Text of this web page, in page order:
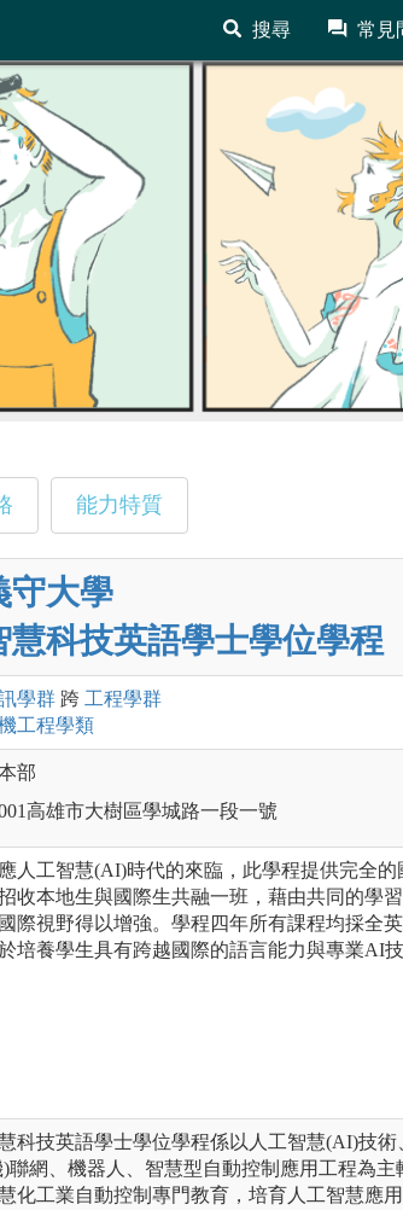
搜尋 常見
能力特質
守大學
慧科技英語學士學位學程
學群 跨 工程學群
工程學類
部
高雄市大樹區學城路一段一號
人工智慧(AI)時代的來臨，此學程提供完全的
收本地生與國際生共融一班，藉由共同的學
際視野得以增強。學程四年所有課程均採全
培養學生具有跨越國際的語言能力與專業AI技
科技英語學士學位學程係以人工智慧(AI)技術
)聯網、機器人、智慧型自動控制應用工程為
化工業自動控制專門教育，培育人工智慧應